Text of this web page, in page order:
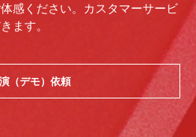
感ください。カスタマーサービ
ます。
（デモ）依頼